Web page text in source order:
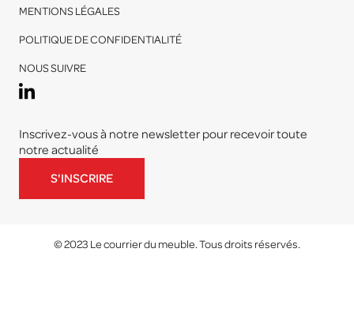
MENTIONS LÉGALES
POLITIQUE DE CONFIDENTIALITÉ
NOUS SUIVRE
Inscrivez-vous à notre newsletter pour recevoir toute
notre actualité
S'INSCRIRE
© 2023 Le courrier du meuble. Tous droits réservés.